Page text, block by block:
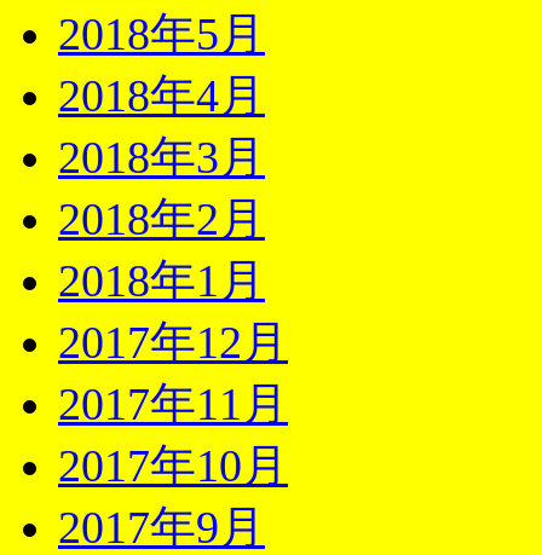
2018年5月
2018年4月
2018年3月
2018年2月
2018年1月
2017年12月
2017年11月
2017年10月
2017年9月